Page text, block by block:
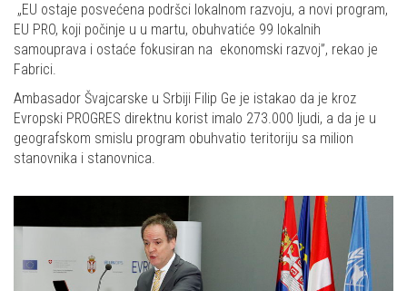
„EU ostaje posvećena podršci lokalnom razvoju, a novi program,
EU PRO, koji počinje u u martu, obuhvatiće 99 lokalnih
samouprava i ostaće fokusiran na ekonomski razvoj”, rekao je
Fabrici.
Ambasador Švajcarske u Srbiji Filip Ge je istakao da je kroz
Evropski PROGRES direktnu korist imalo 273.000 ljudi, a da je u
geografskom smislu program obuhvatio teritoriju sa milion
stanovnika i stanovnica.